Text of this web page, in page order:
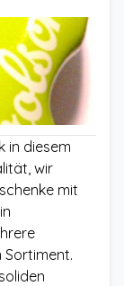
in diesem
wir
mit
Sortiment.